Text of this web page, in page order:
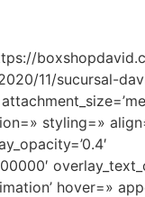
11/sucursal-
styling=»
hover=»